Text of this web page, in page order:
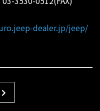
dealer.jp/jeep/